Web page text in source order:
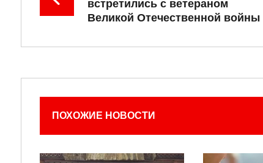
встретились с ветераном
Великой Отечественной войны
ПОХОЖИЕ НОВОСТИ